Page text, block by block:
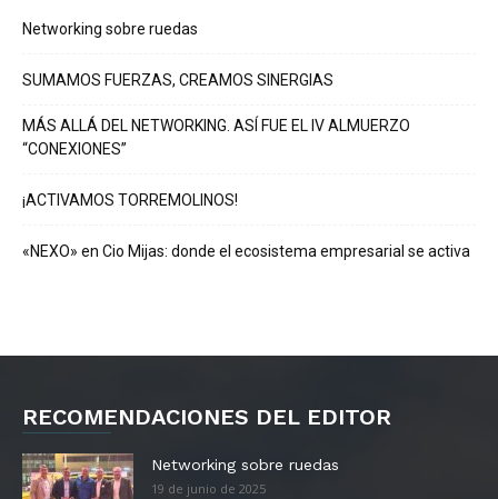
Networking sobre ruedas
SUMAMOS FUERZAS, CREAMOS SINERGIAS
MÁS ALLÁ DEL NETWORKING. ASÍ FUE EL IV ALMUERZO
“CONEXIONES”
¡ACTIVAMOS TORREMOLINOS!
«NEXO» en Cio Mijas: donde el ecosistema empresarial se activa
RECOMENDACIONES DEL EDITOR
Networking sobre ruedas
19 de junio de 2025